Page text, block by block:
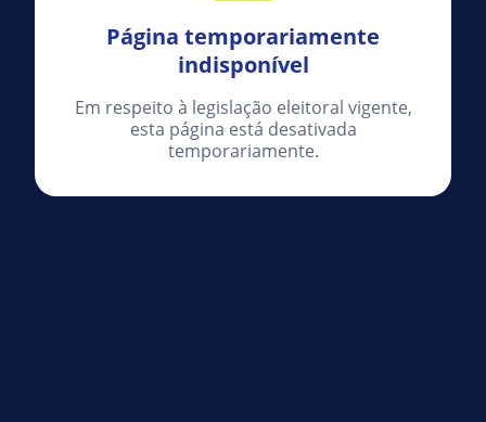
Página temporariamente
indisponível
Em respeito à legislação eleitoral vigente,
esta página está desativada
temporariamente.